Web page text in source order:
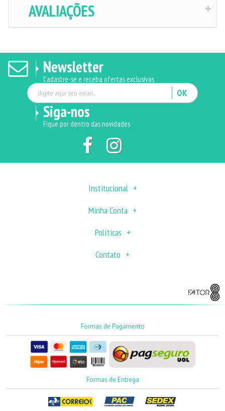
AVALIAÇÕES
Newsletter
Cadastre-se e receba ofertas exclusivas
OK
Siga-nos
Fique por dentro das novidades
Institucional
Minha Conta
Políticas
Contato
Formas de Pagamento
Formas de Entrega